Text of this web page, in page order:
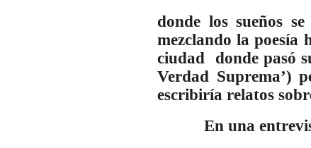
donde los sueños
mezclando la poesía
ciudad donde pasó
Verdad Suprema’)
escribiría relatos
En una entrevista